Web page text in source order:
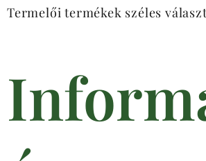
Termelői termékek széles